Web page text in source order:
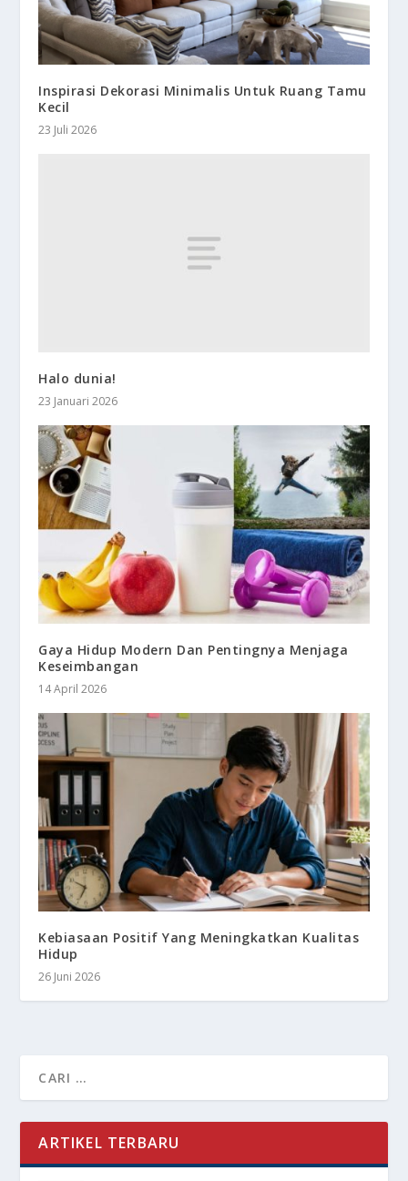
Inspirasi Dekorasi Minimalis Untuk Ruang Tamu
Kecil
23 Juli 2026
Halo dunia!
23 Januari 2026
Gaya Hidup Modern Dan Pentingnya Menjaga
Keseimbangan
14 April 2026
Kebiasaan Positif Yang Meningkatkan Kualitas
Hidup
26 Juni 2026
ARTIKEL TERBARU